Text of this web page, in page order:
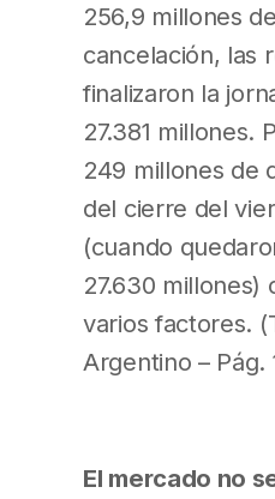
256,9 millones
cancelación, las
finalizaron la
27.381 millones.
249 millones de
del cierre del
(cuando
27.630 millones)
varios factores.
Argentino – Pág.
El mercado no